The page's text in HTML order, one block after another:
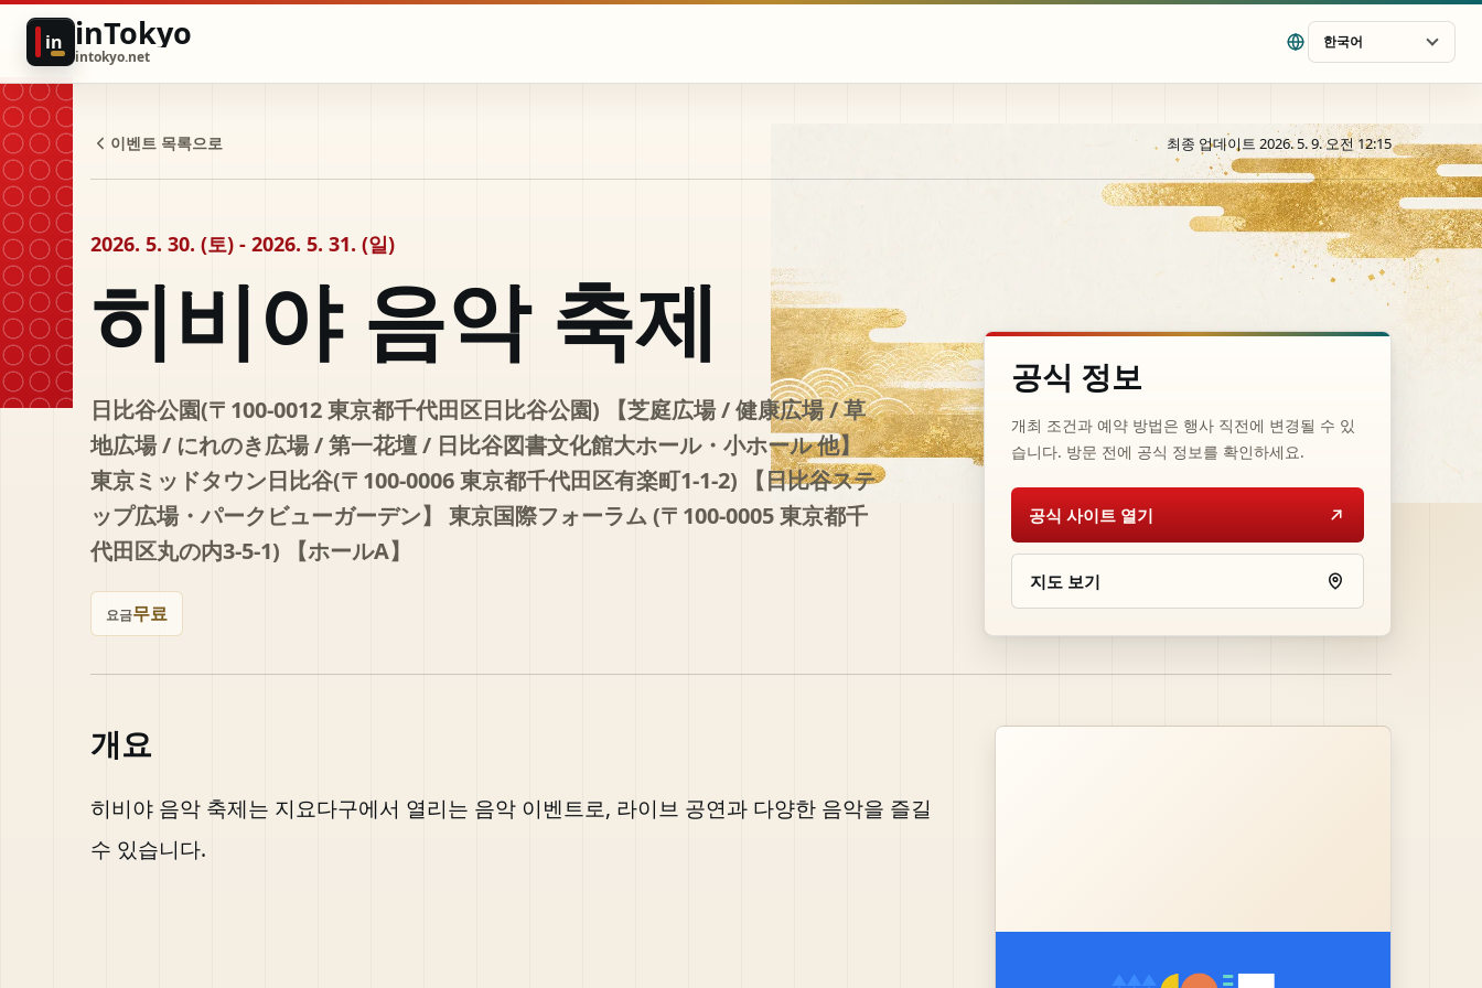
in inTokyo
intokyo.net
한국어
이벤트 목록으로 최종 업데이트 2026. 5. 9. 오전 12:15
2026. 5. 30. (토) - 2026. 5. 31. (일)
히비야 음악 축제
日比谷公園(〒100-0012 東京都千代田区日比谷公園) 【芝庭広場 / 健康広場 / 草
地広場 / にれのき広場 / 第一花壇 / 日比谷図書文化館大ホール・小ホール 他】
東京ミッドタウン日比谷(〒100-0006 東京都千代田区有楽町1-1-2) 【日比谷ステ
ップ広場・パークビューガーデン】 東京国際フォーラム (〒100-0005 東京都千
代田区丸の内3-5-1) 【ホールA】
요금무료
공식 정보
개최 조건과 예약 방법은 행사 직전에 변경될 수 있
습니다. 방문 전에 공식 정보를 확인하세요.
공식 사이트 열기
지도 보기
개요
히비야 음악 축제는 지요다구에서 열리는 음악 이벤트로, 라이브 공연과 다양한 음악을 즐길
수 있습니다.